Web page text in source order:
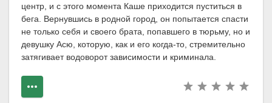
центр, и с этого момента Каше приходится пуститься в
бега. Вернувшись в родной город, он попытается спасти
не только себя и своего брата, попавшего в тюрьму, но и
девушку Асю, которую, как и его когда-то, стремительно
затягивает водоворот зависимости и криминала.